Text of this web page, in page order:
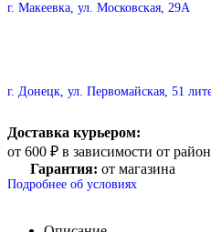
г. Макеевка, ул. Московская, 29А
г. Донецк, ул. Первомайская, 51
Доставка курьером:
от 600 ₽ в зависимости от
Гарантия: от магазина
Подробнее об условиях